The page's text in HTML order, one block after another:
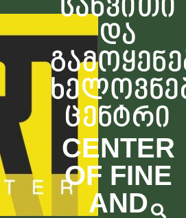
სახვითი
და
ცენტრი
CENTER
OF FINE
AND